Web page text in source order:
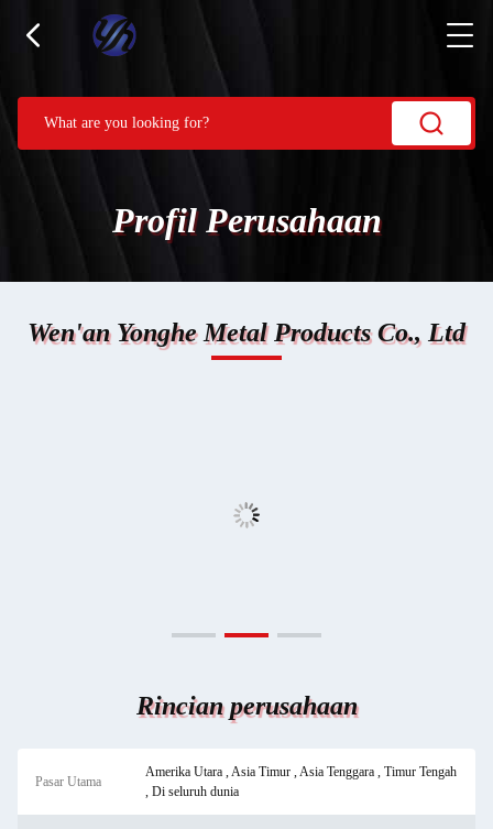
Profil Perusahaan
Wen'an Yonghe Metal Products Co., Ltd
Rincian perusahaan
Pasar Utama
Amerika Utara , Asia Timur , Asia Tenggara , Timur Tengah
, Di seluruh dunia